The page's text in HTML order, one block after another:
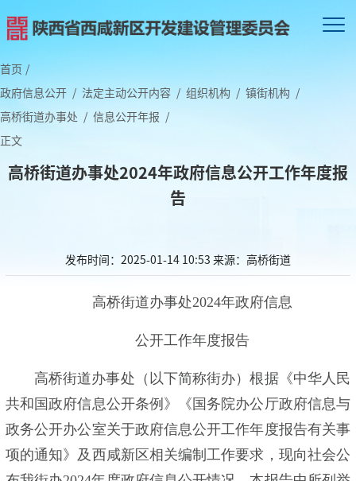
首页 /
政府信息公开 / 法定主动公开内容 / 组织机构 / 镇街机构 /
高桥街道办事处 / 信息公开年报 /
正文
高桥街道办事处2024年政府信息公开工作年度报
告
发布时间：2025-01-14 10:53 来源：高桥街道
高桥街道办事处2024年政府信息
公开工作年度报告
高桥街道办事处（以下简称街办）根据《中华人民
共和国政府信息公开条例》《国务院办公厅政府信息与
政务公开办公室关于政府信息公开工作年度报告有关事
项的通知》及西咸新区相关编制工作要求，现向社会公